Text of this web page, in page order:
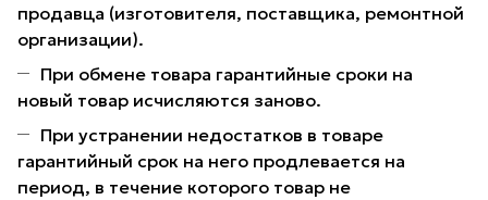
продавца (изготовителя, поставщика, ремонтной
организации).
При обмене товара гарантийные сроки на
новый товар исчисляются заново.
При устранении недостатков в товаре
гарантийный срок на него продлевается на
период, в течение которого товар не